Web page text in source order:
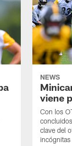
NEWS
viene
Con los
clave del
incógnitas